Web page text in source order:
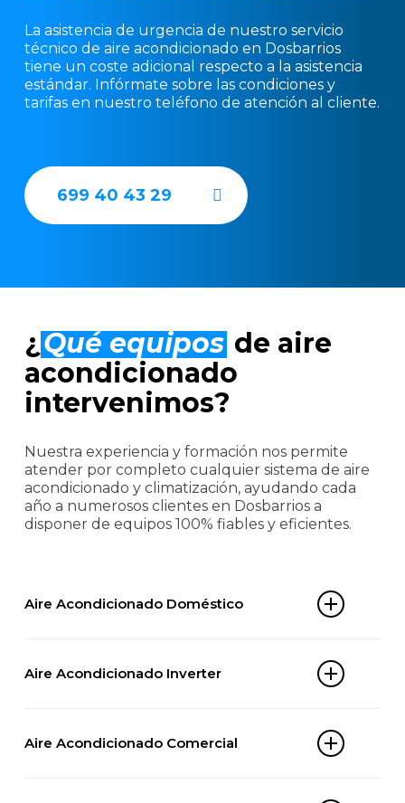
La asistencia de urgencia de nuestro servicio
técnico de aire acondicionado en Dosbarrios
tiene un coste adicional respecto a la asistencia
estándar. Infórmate sobre las condiciones y
tarifas en nuestro teléfono de atención al cliente.
699 40 43 29
¿Qué equipos de aire
acondicionado
intervenimos?
Nuestra experiencia y formación nos permite
atender por completo cualquier sistema de aire
acondicionado y climatización, ayudando cada
año a numerosos clientes en Dosbarrios a
disponer de equipos 100% fiables y eficientes.
Aire Acondicionado Doméstico
Multi-split
Cassette doméstico
Aire Acondicionado Inverter
Multi-split inverter
Aire Acondicionado Comercial